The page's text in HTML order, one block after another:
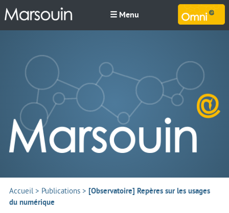
☰ Menu
Accueil> Publications > [Observatoire] Repères sur les usages
du numérique